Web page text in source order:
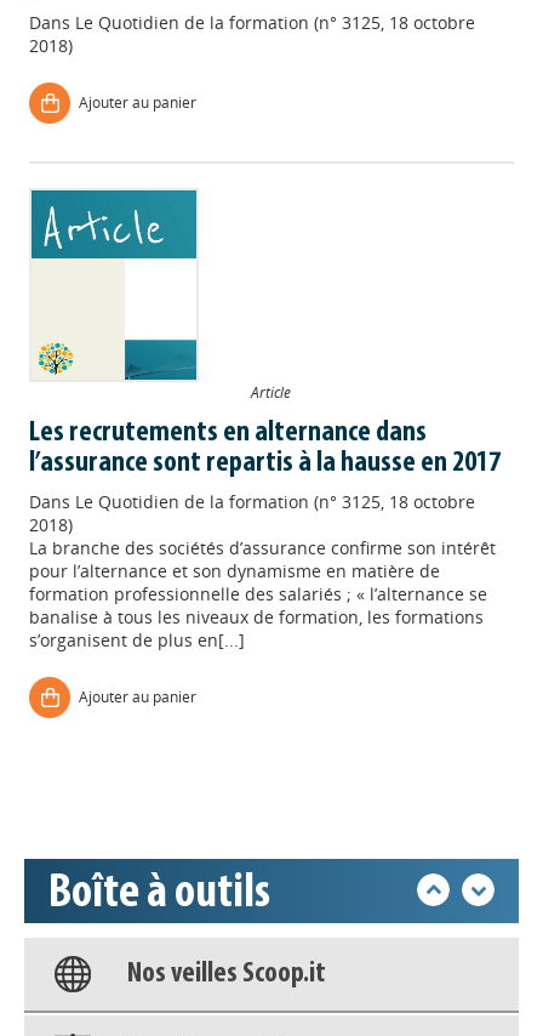
Dans Le Quotidien de la formation (n° 3125, 18 octobre
2018)
Ajouter au panier
Article
Les recrutements en alternance dans
l’assurance sont repartis à la hausse en 2017
Dans Le Quotidien de la formation (n° 3125, 18 octobre
2018)
La branche des sociétés d’assurance confirme son intérêt
pour l’alternance et son dynamisme en matière de
formation professionnelle des salariés ; « l’alternance se
banalise à tous les niveaux de formation, les formations
s’organisent de plus en[...]
Ajouter au panier
Boîte à outils
Appels à projets
Base documentaire
Nos veilles Scoop.it